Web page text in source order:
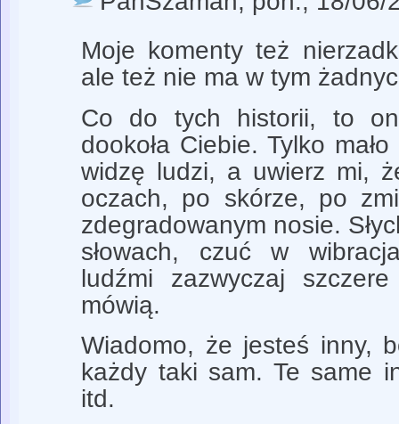
Moje komenty też
ale też nie ma w tym
Co do tych historii, to
dookoła Ciebie. Tylko
widzę ludzi, a uwierz mi,
oczach, po skórze, po
zdegradowanym nosie.
słowach, czuć w
ludźmi zazwyczaj
mówią.
Wiadomo, że jesteś inny,
każdy taki sam. Te same
itd.